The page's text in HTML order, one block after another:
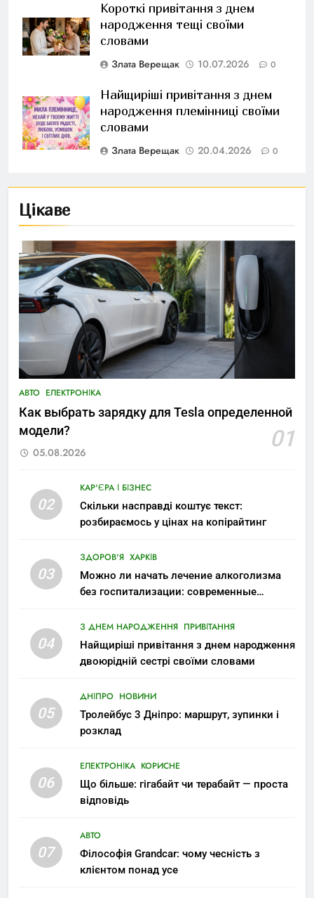
Короткі привітання з днем
народження тещі своїми
словами
Злата Верещак 10.07.2026 0
Найщиріші привітання з днем
народження племінниці своїми
словами
Злата Верещак 20.04.2026 0
Цікаве
АВТО ЕЛЕКТРОНІКА
Как выбрать зарядку для Tesla определенной
модели?
01
05.08.2026
02
КАР'ЄРА І БІЗНЕС
Скільки насправді коштує текст:
розбираємось у цінах на копірайтинг
03
ЗДОРОВ'Я ХАРКІВ
Можно ли начать лечение алкоголизма
без госпитализации: современные
04
З ДНЕМ НАРОДЖЕННЯ ПРИВІТАННЯ
Найщиріші привітання з днем народження
двоюрідній сестрі своїми словами
05
ДНІПРО НОВИНИ
Тролейбус 3 Дніпро: маршрут, зупинки і
розклад
06
ЕЛЕКТРОНІКА КОРИСНЕ
Що більше: гігабайт чи терабайт — проста
відповідь
07
АВТО
Філософія Grandcar: чому чесність з
клієнтом понад усе